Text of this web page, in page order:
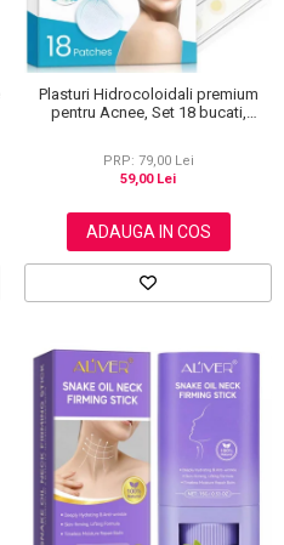
Plasturi Hidrocoloidali premium
pentru Acnee, Set 18 bucati,
PRP: 79,00 Lei
59,00 Lei
ADAUGA IN COS